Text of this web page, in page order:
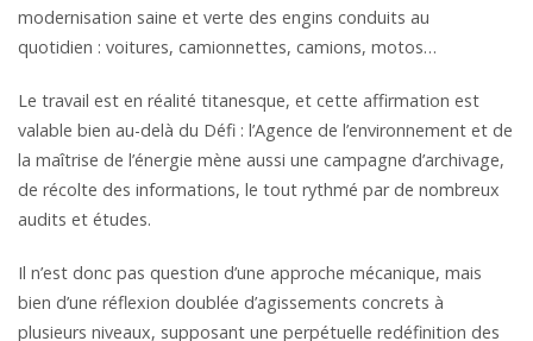
modernisation saine et verte des engins conduits au
quotidien : voitures, camionnettes, camions, motos…
Le travail est en réalité titanesque, et cette affirmation est
valable bien au-delà du Défi : l’Agence de l’environnement et de
la maîtrise de l’énergie mène aussi une campagne d’archivage,
de récolte des informations, le tout rythmé par de nombreux
audits et études.
Il n’est donc pas question d’une approche mécanique, mais
bien d’une réflexion doublée d’agissements concrets à
plusieurs niveaux, supposant une perpétuelle redéfinition des